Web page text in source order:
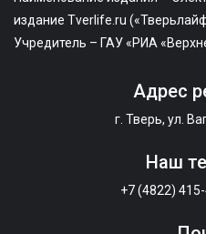
издание Tverlife.ru
Учредитель – ГАУ «РИА
Адрес
г. Тверь, ул.
Наш
+7 (4822)